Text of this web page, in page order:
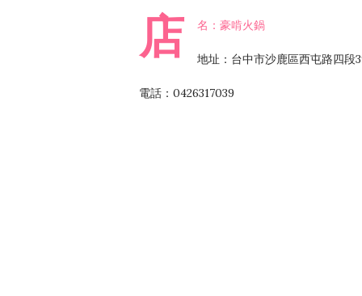
店 名：豪啃火鍋
地址：台中市沙鹿區西屯路四段
電話：0426317039